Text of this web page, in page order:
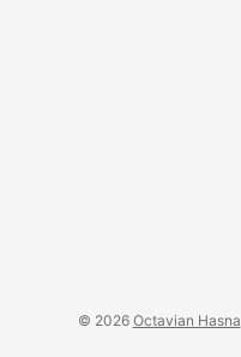
© 2026 Octavian Hasna